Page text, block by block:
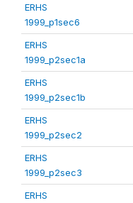
ERHS
1999_p1sec6
ERHS
1999_p2sec1a
ERHS
1999_p2sec1b
ERHS
1999_p2sec2
ERHS
1999_p2sec3
ERHS